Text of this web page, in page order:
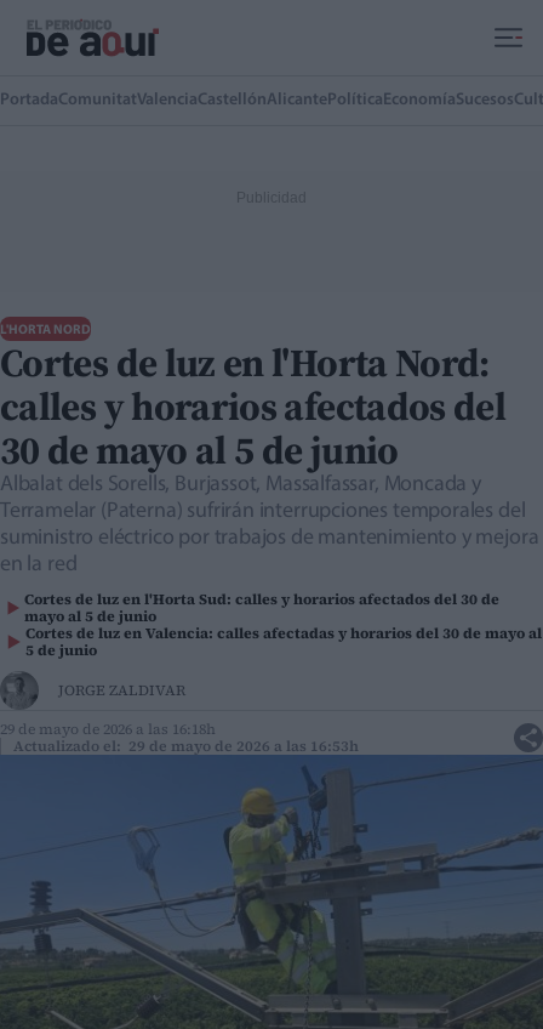
PortadaComunitatValenciaCastellónAlicante Política EconomíaSucesos
L'HORTA NORD
Cortes de luz en l'Horta Nord:
calles y horarios afectados del
30 de mayo al 5 de junio
Albalat dels Sorells, Burjassot, Massalfassar, Moncada y
Terramelar (Paterna) sufrirán interrupciones temporales del
suministro eléctrico por trabajos de mantenimiento y mejora
en la red
Cortes de luz en l'Horta Sud: calles y horarios afectados del 30 de
mayo al 5 de junio
Cortes de luz en Valencia: calles afectadas y horarios del 30 de mayo al
5 de junio
JORGE ZALDIVAR
29 de mayo de 2026 a las 16:18h
Actualizado el: 29 de mayo de 2026 a las 16:53h